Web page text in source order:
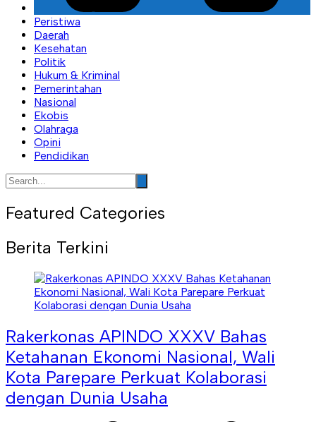
Peristiwa
Daerah
Kesehatan
Politik
Hukum & Kriminal
Pemerintahan
Nasional
Ekobis
Olahraga
Opini
Pendidikan
Featured Categories
Berita Terkini
Rakerkonas APINDO XXXV Bahas
Ketahanan Ekonomi Nasional, Wali
Kota Parepare Perkuat Kolaborasi
dengan Dunia Usaha